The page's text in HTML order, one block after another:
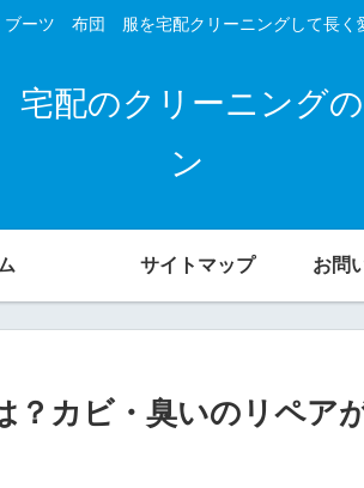
ーツ 布団 服を宅配クリーニングして長く
配のクリーニン
ン
サイトマップ お問
カビ・臭いのリペア